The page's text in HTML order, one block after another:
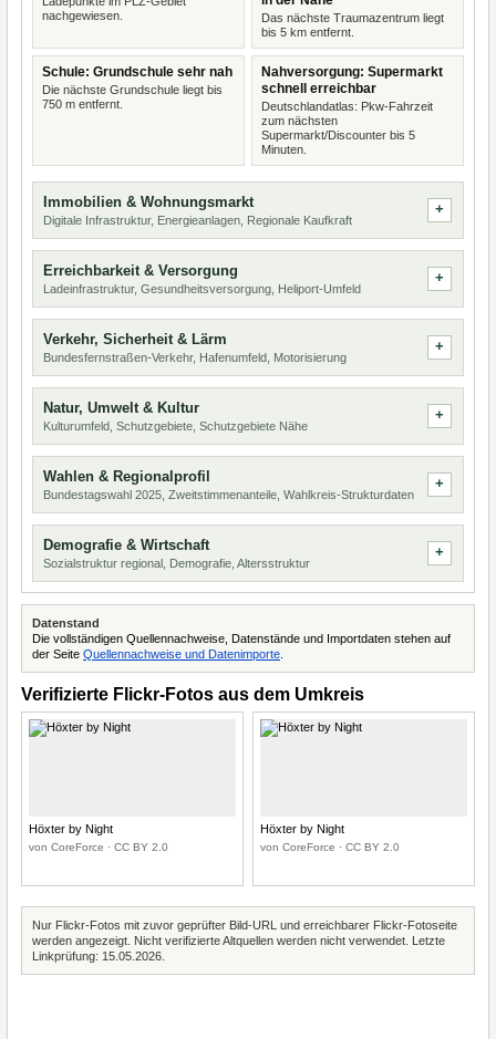
nachgewiesen.
Das nächste Traumazentrum liegt
bis 5 km entfernt.
Schule: Grundschule sehr nah
Die nächste Grundschule liegt bis
750 m entfernt.
Nahversorgung: Supermarkt
schnell erreichbar
Deutschlandatlas: Pkw-Fahrzeit
zum nächsten
Supermarkt/Discounter bis 5
Minuten.
Immobilien & Wohnungsmarkt
Digitale Infrastruktur, Energieanlagen, Regionale Kaufkraft
Erreichbarkeit & Versorgung
Ladeinfrastruktur, Gesundheitsversorgung, Heliport-Umfeld
Verkehr, Sicherheit & Lärm
Bundesfernstraßen-Verkehr, Hafenumfeld, Motorisierung
Natur, Umwelt & Kultur
Kulturumfeld, Schutzgebiete, Schutzgebiete Nähe
Wahlen & Regionalprofil
Bundestagswahl 2025, Zweitstimmenanteile, Wahlkreis-Strukturdaten
Demografie & Wirtschaft
Sozialstruktur regional, Demografie, Altersstruktur
Datenstand
Die vollständigen Quellennachweise, Datenstände und Importdaten stehen auf
der Seite Quellennachweise und Datenimporte
Verifizierte Flickr-Fotos aus dem Umkreis
Höxter by Night
von CoreForce · CC BY 2.0
Höxter by Night
von CoreForce · CC BY 2.0
Nur Flickr-Fotos mit zuvor geprüfter Bild-URL und erreichbarer Flickr-Fotoseite
werden angezeigt. Nicht verifizierte Altquellen werden nicht verwendet. Letzte
Linkprüfung: 15.05.2026.